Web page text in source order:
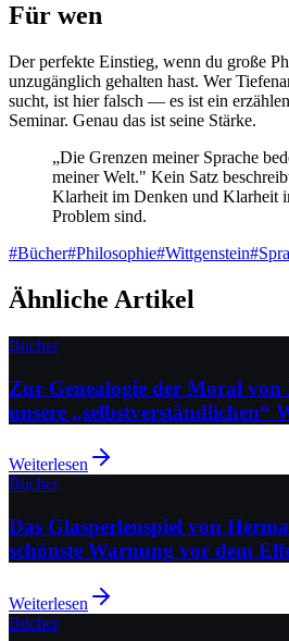
Für wen
Der perfekte Einstieg, wenn du große
unzugänglich gehalten hast. Wer
sucht, ist hier falsch — es ist ein
Seminar. Genau das ist seine Stärke.
„Die Grenzen meiner Sprache
meiner Welt." Kein Satz
Klarheit im Denken und Klarheit
Problem sind.
#Bücher#Philosophie#Wittgenstein#
Ähnliche Artikel
Bücher
Zur Genealogie der Moral
unsere „selbstverständlichen“
Weiterlesen
Bücher
Das Glasperlenspiel von
schönste Warnung vor dem
Weiterlesen
Bücher